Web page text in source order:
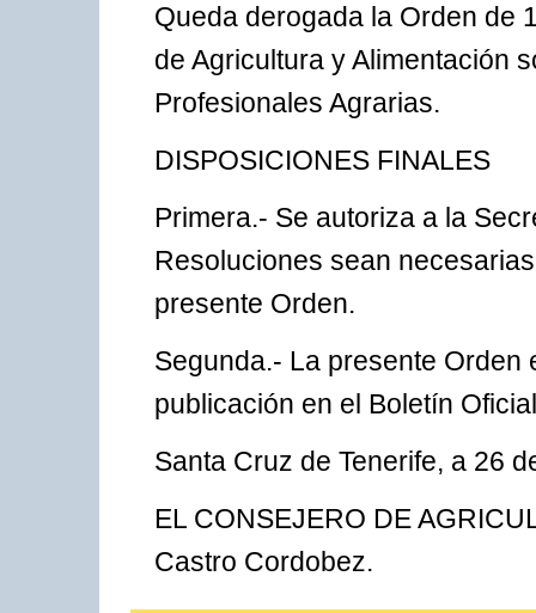
Queda derogada la Orden de
de Agricultura y Alimentación
Profesionales Agrarias.
DISPOSICIONES FINALES
Primera.- Se autoriza a la
Resoluciones sean
presente Orden.
Segunda.- La presente
publicación en el Boletín
Santa Cruz de Tenerife, a 26
EL CONSEJERO DE
Castro Cordobez.